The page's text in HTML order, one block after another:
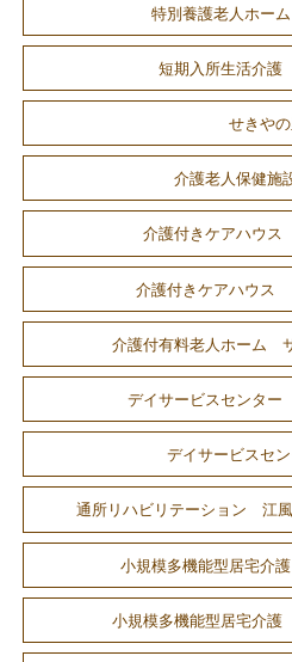
特別養護老人ホー
短期入所生活介
せきや
介護老人保健
介護付きケアハウ
介護付きケアハウス
介護付有料老人ホーム
デイサービスセンタ
デイサービスセ
通所リハビリテーション 江
小規模多機能型居宅介
小規模多機能型居宅介